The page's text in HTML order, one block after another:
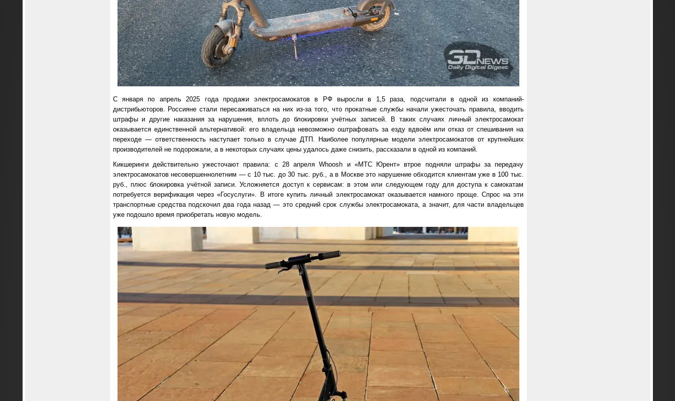
С января по апрель 2025 года продажи электросамокатов в РФ выросли в 1,5 раза, подсчитали в одной из компаний-
дистрибьюторов. Россияне стали пересаживаться на них из-за того, что прокатные службы начали ужесточать правила, вводить
штрафы и другие наказания за нарушения, вплоть до блокировки учётных записей. В таких случаях личный электросамокат
оказывается единственной альтернативой: его владельца невозможно оштрафовать за езду вдвоём или отказ от спешивания на
переходе — ответственность наступает только в случае ДТП. Наиболее популярные модели электросамокатов от крупнейших
производителей не подорожали, а в некоторых случаях цены удалось даже снизить, рассказали в одной из компаний.
Кикшеринги действительно ужесточают правила: с 28 апреля Whoosh и «МТС Юрент» втрое подняли штрафы за передачу
электросамокатов несовершеннолетним — с 10 тыс. до 30 тыс. руб., а в Москве это нарушение обходится клиентам уже в 100 тыс.
руб., плюс блокировка учётной записи. Усложняется доступ к сервисам: в этом или следующем году для доступа к самокатам
потребуется верификация через «Госуслуги». В итоге купить личный электросамокат оказывается намного проще. Спрос на эти
транспортные средства подскочил два года назад — это средний срок службы электросамоката, а значит, для части владельцев
уже подошло время приобретать новую модель.